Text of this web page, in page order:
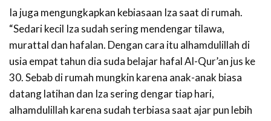
Ia juga mengungkapkan kebiasaan Iza saat di rumah.
“Sedari kecil Iza sudah sering mendengar tilawa,
murattal dan hafalan. Dengan cara itu alhamdulillah di
usia empat tahun dia suda belajar hafal Al-Qur’an jus ke
30. Sebab di rumah mungkin karena anak-anak biasa
datang latihan dan Iza sering dengar tiap hari,
alhamdulillah karena sudah terbiasa saat ajar pun lebih